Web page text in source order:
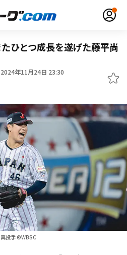
ひとつ成長を遂げた藤平尚
2024年11月24日 23:30
投手 ©WBSC